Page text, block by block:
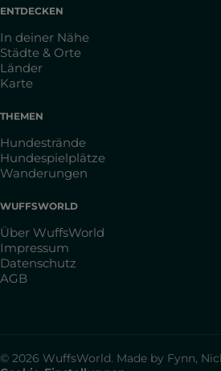
ENTDECKEN
In deiner Nähe
Städte & Orte
Länder
Karte
THEMEN
Hundestrände
Hundespielplätze
Wanderungen
WUFFSWORLD
Über WuffsWorld
Impressum
Datenschutz
AGB
© 2026 WuffsWorld. Made by Fynn,